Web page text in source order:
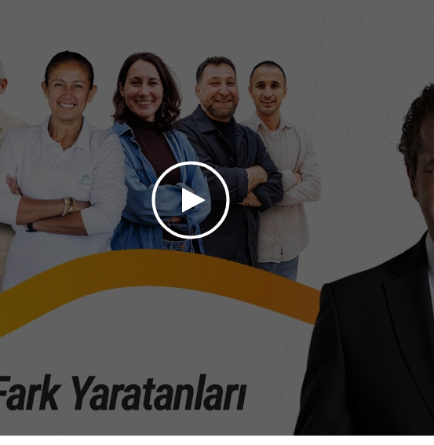
Deniz Toprak - Hatay Sörf Merkezi- Eğitim
Ekin Gündüz Özdemirci & Nurten Bayraktar -
EkoFilm: Sürdürülebilir Yapım Platformu
- Çevre